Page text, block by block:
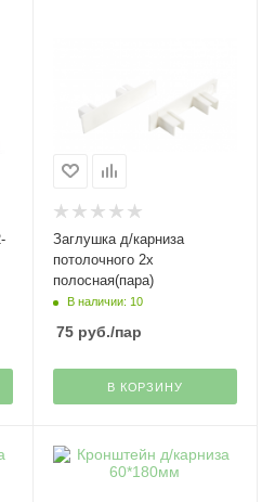
Заглушка д/карниза
потолочного 2х
полосная(пара)
В наличии: 10
75руб./пар
В КОРЗИНУ